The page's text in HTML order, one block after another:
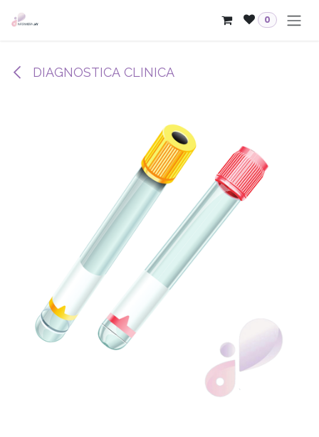
Skip to Content
0
DIAGNOSTICA CLINICA